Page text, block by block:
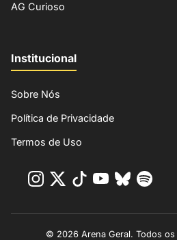
AG Curioso
Institucional
Sobre Nós
Política de Privacidade
Termos de Uso
© 2026 Arena Geral. Todos